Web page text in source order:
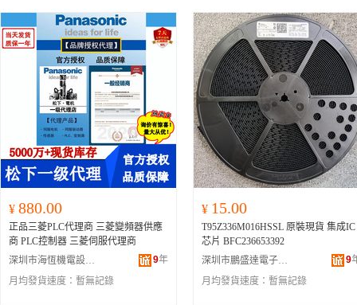
¥ 880.00
正品三菱PLC代理商 三菱變頻器供應
商 PLC控制器 三菱伺服代理商
深圳市海恆機電設備有限公司
9年
月均發貨速度： 暫無記錄
¥ 15.00
T95Z336M016HSSL 原裝現貨 集成IC
芯片 BFC236653392
深圳市鵬盛達電子有限公司
9
月均發貨速度： 暫無記錄